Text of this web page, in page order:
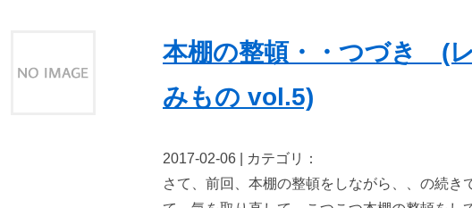
本棚の整頓・・つづき (
みもの vol.5)
2017-02-06 | カテゴリ：
さて、前回、本棚の整頓をしながら、、の続き